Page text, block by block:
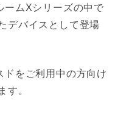
ームXシリーズの中で
デバイスとして登場
ドをご利用中の方向け
す。